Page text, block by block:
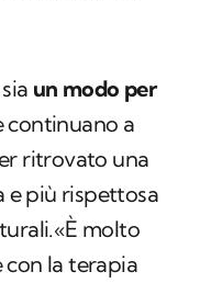
un modo per
continuano a
ritrovato una
e più rispettosa
molto
con la terapia